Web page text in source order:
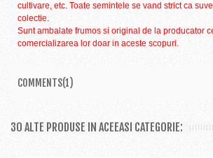
cultivare, etc. Toate semintele se vand strict ca
colectie.
Sunt ambalate frumos si original de la producator
comercializarea lor doar in aceste scopuri.
COMMENTS(1)
30 ALTE PRODUSE IN ACEEASI CATEGORIE: